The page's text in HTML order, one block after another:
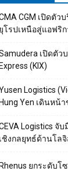
CGM เปิดตัวบ
โรปเหนือสู่แอฟริ
เปิดตัว
(KIX)
Logistics
Yen เดินหน้
Logistics จั
ชิงกลยุทธ์ด้านโล
ยกระดับ